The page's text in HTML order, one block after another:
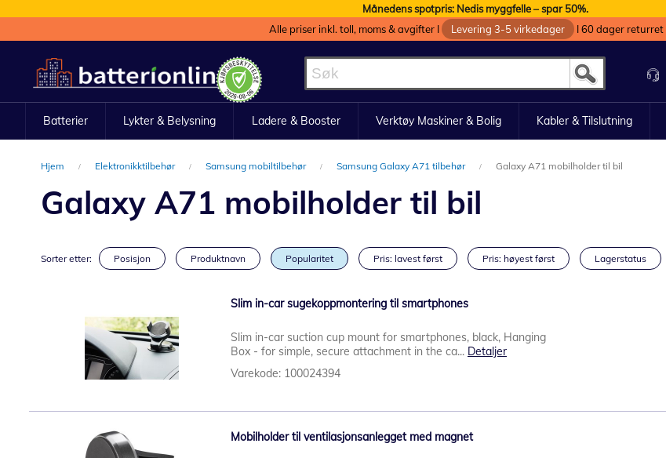
Månedens spotpris: Nedis myggfelle – spar 50%.
Alle priser inkl. toll, moms & avgifter I
Levering 3-5 virkedager I 60 dager returret
til
innhold
Batterier Lykter & Belysning Ladere & Booster Verktøy Maskiner & Bolig Kabler & Tilslutning
Hjem Elektronikktilbehør Samsung mobiltilbehør Samsung Galaxy A71 tilbehør Galaxy A71 mobilholder til bil
Galaxy A71 mobilholder til bil
Sorter etter: Posisjon Produktnavn Popularitet Pris: lavest først Pris: høyest først Lagerstatus
Slim in-car sugekoppmontering til smartphones
Slim in-car suction cup mount for smartphones, black, Hanging
Box - for simple, secure attachment in the ca... Detaljer
Varekode: 100024394
Mobilholder til ventilasjonsanlegget med magnet